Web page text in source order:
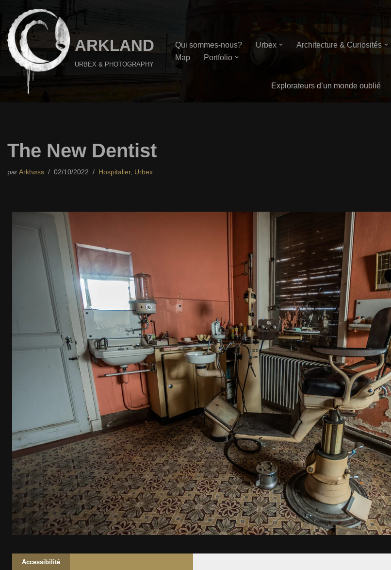
Aller
au
contenu
ARKLAND
URBEX & PHOTOGRAPHY
Qui sommes-nous? Urbex
Architecture & Curiosités
Map
Portfolio
Explorateurs d’un monde oublié
The New Dentist
parArkhøss 02/10/2022 Hospitalier, Urbex
Accessibilité